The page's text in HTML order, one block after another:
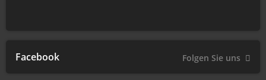
Facebook Folgen Sie uns